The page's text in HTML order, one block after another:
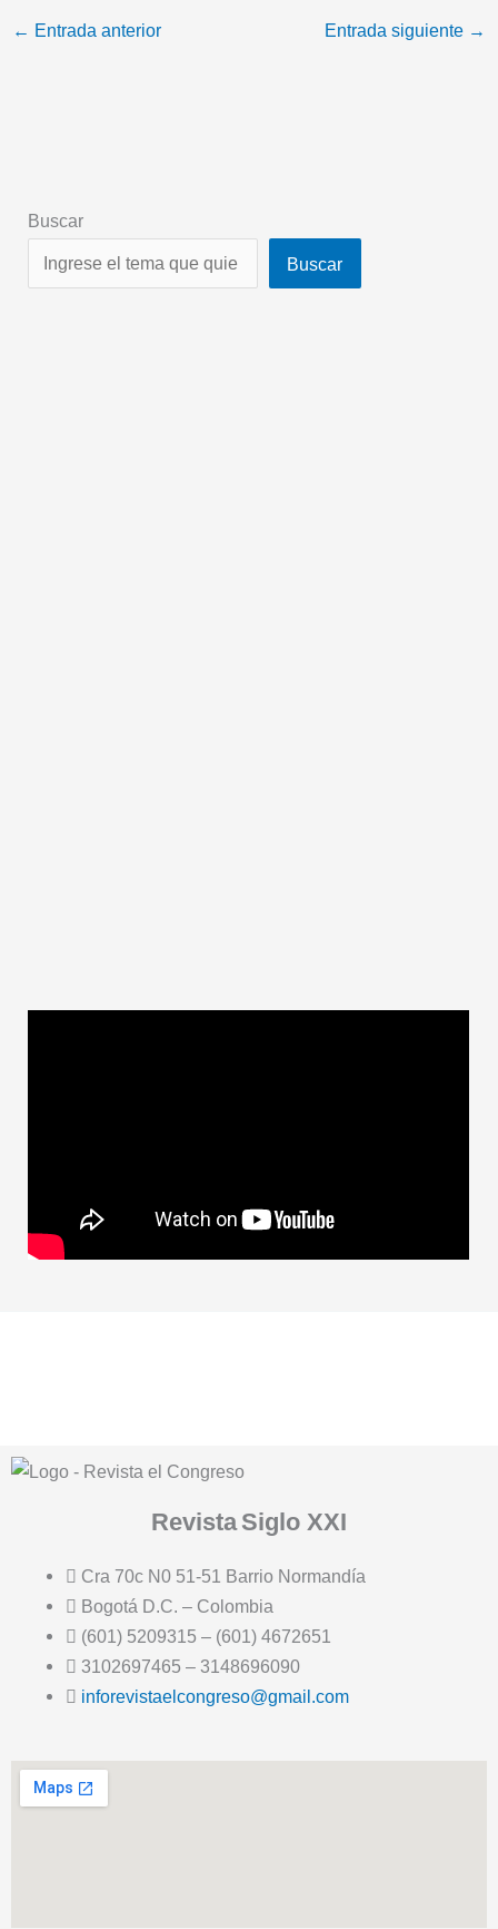
← Entrada anterior Entrada siguiente →
Buscar
Buscar
Revista Siglo XXI
Cra 70c N0 51-51 Barrio Normandía
Bogotá D.C. – Colombia
(601) 5209315 – (601) 4672651
3102697465 – 3148696090
inforevistaelcongreso@gmail.com